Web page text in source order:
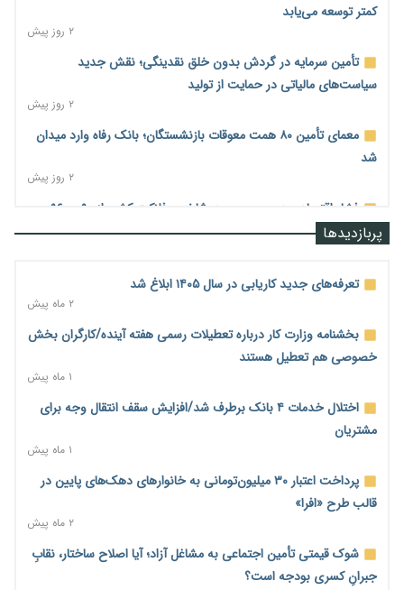
کمتر توسعه می‌یابد
۲ روز پیش
تأمین سرمایه در گردش بدون خلق نقدینگی؛ نقش جدید
سیاست‌های مالیاتی در حمایت از تولید
۲ روز پیش
معمای تأمین ۸۰ همت معوقات بازنشستگان؛ بانک رفاه وارد میدان
شد
۲ روز پیش
فشار اقتصادی در مسیر صعود؛ شاخص فلاکت کشور از ۹۰ به ۹۶
درصد رسید
رشد ۷۵ هزار میلیاردی بازار خرید اعتباری؛ فین‌تک‌ها وارد میدان
احتمال اختلال ۲۴ ساعته در سامانه‌های تأمین اجتماعی
۲ روز پیش
آغاز اجرای پایلوت «ردا کارت» برای دانشجویان تحصیلات تکمیلی
محدودیت تازه برای شبکه بانکی؛ افزایش سپرده قانونی با هدف
کنترل تورم
ترمز تولید خودرو کشیده شد؛ افت ۲۵ درصدی تیراژ ایران‌خودرو،
سایپا و پارس‌خودرو
پربازدیدها
تعرفه‌های جدید کاریابی در سال ۱۴۰۵ ابلاغ شد
۲ ماه پیش
بخشنامه وزارت کار درباره تعطیلات رسمی هفته آینده/کارگران بخش
خصوصی هم تعطیل هستند
۱ ماه پیش
اختلال خدمات ۴ بانک برطرف شد/افزایش سقف انتقال وجه برای
مشتریان
۱ ماه پیش
پرداخت اعتبار ۳۰ میلیون‌تومانی به خانوارهای دهک‌های پایین در
قالب طرح «افرا»
۲ ماه پیش
شوک قیمتی تأمین اجتماعی به مشاغل آزاد؛ آیا اصلاح ساختار، نقابِ
جبرانِ کسری بودجه است؟